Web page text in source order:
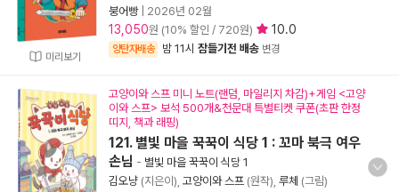
미리보기
붕어빵| 2026년 02월
13,050원 (10% 할인 / 720원) 10.0
양탄자배송 밤 11시 잠들기전 배송 변경
고양이와 스프 미니 노트(랜덤, 마일리지 차감)+게임 <고양
이와 스프> 보석 500개&천문대 특별티켓 쿠폰(초판 한정
띠지, 책과 래핑)
121. 별빛 마을 꾹꾹이 식당 1 : 꼬마 북극 여우
손님 - 별빛 마을 꾹꾹이 식당 1
김오냥 (지은이), 고양이와 스프 (원작), 루체 (그림)